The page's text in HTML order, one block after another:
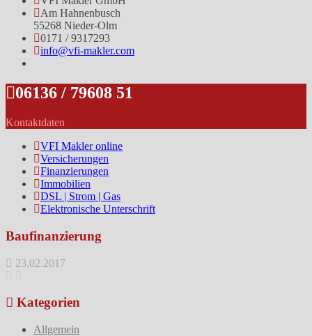
Am Hahnenbusch
55268 Nieder-Olm
0171 / 9317293
info@vfi-makler.com
06136 / 79608 51
Kontaktdaten
VFI Makler online
Versicherungen
Finanzierungen
Immobilien
DSL | Strom | Gas
Elektronische Unterschrift
Baufinanzierung
23.02.2017
Kategorien
Allgemein